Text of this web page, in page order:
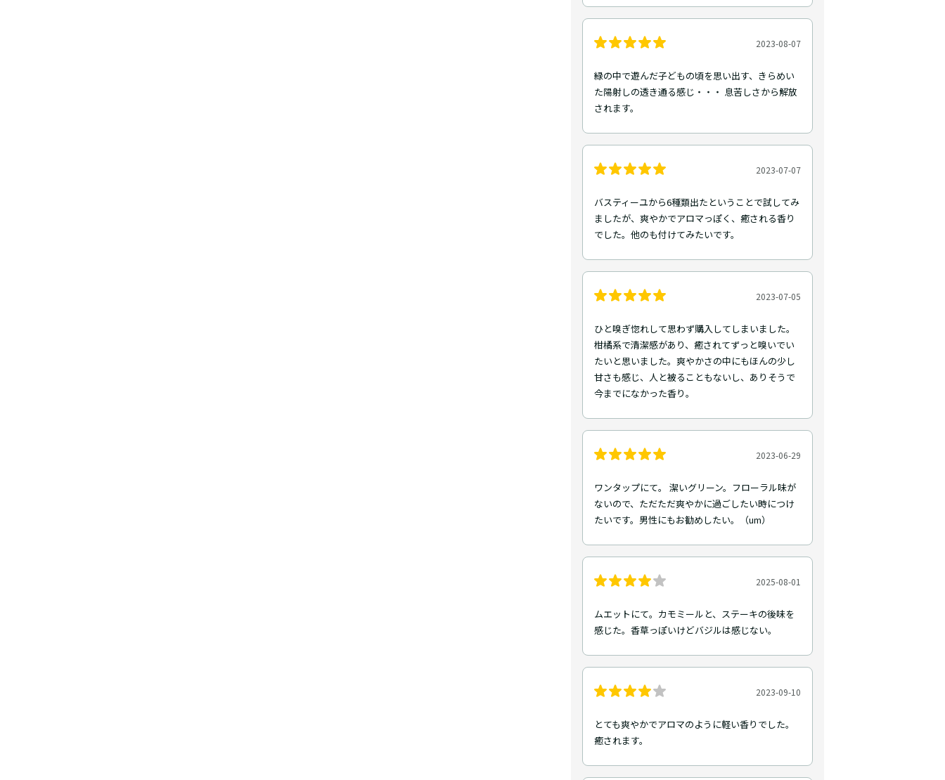
2023-08-07
緑の中で遊んだ子どもの頃を思い出す、きらめい
た陽射しの透き通る感じ・・・ 息苦しさから解放
されます。
2023-07-07
バスティーユから6種類出たということで試してみ
ましたが、爽やかでアロマっぽく、癒される香り
でした。他のも付けてみたいです。
2023-07-05
ひと嗅ぎ惚れして思わず購入してしまいました。
柑橘系で清潔感があり、癒されてずっと嗅いでい
たいと思いました。爽やかさの中にもほんの少し
甘さも感じ、人と被ることもないし、ありそうで
今までになかった香り。
2023-06-29
ワンタップにて。 潔いグリーン。フローラル味が
ないので、ただただ爽やかに過ごしたい時につけ
たいです。男性にもお勧めしたい。（um）
2025-08-01
ムエットにて。カモミールと、ステーキの後味を
感じた。香草っぽいけどバジルは感じない。
2023-09-10
とても爽やかでアロマのように軽い香りでした。
癒されます。